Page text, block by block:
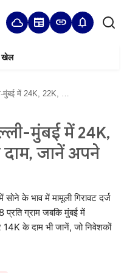
cloud newspaper link notifications
खेल
और 14K के दाम, जानें अपने शहर का रेट
मुंबई में 24K,
जानें अपने
के भाव में मामूली गिरावट दर्ज
ग्राम जबकि मुंबई में
के दाम भी जानें, जो निवेशकों